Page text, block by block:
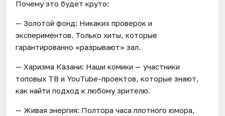
Почему это будет круто:
— Золотой фонд: Никаких проверок и
экспериментов. Только хиты, которые
гарантированно «разрывают» зал.
— Харизма Казани: Наши комики — участники
топовых ТВ и YouTube-проектов, которые знают,
как найти подход к любому зрителю.
— Живая энергия: Полтора часа плотного юмора,